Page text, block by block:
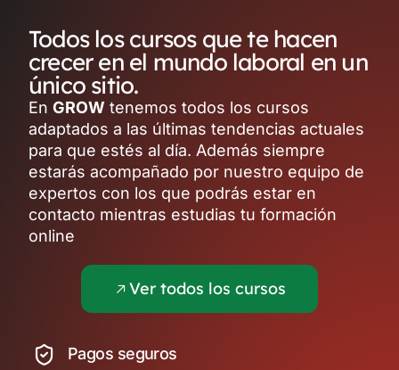
Todos los cursos que te hacen
crecer en el mundo laboral en un
único sitio.
En GROW tenemos todos los cursos
adaptados a las últimas tendencias actuales
para que estés al día. Además siempre
estarás acompañado por nuestro equipo de
expertos con los que podrás estar en
contacto mientras estudias tu formación
online
Ver todos los cursos
Pagos seguros